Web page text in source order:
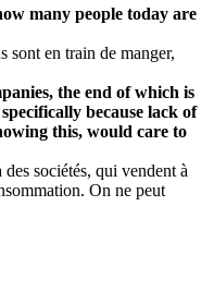
many people today are
sont en train de manger,
the end of which is
because lack of
this, would care to
sociétés, qui vendent à
On ne peut